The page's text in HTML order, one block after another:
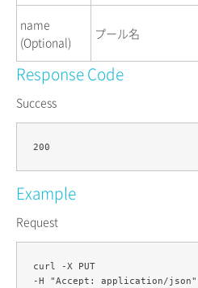
name
(Optional)
プール名
Response Code
Success
Example
Request
curl -X PUT
-H "Accept: application/json"